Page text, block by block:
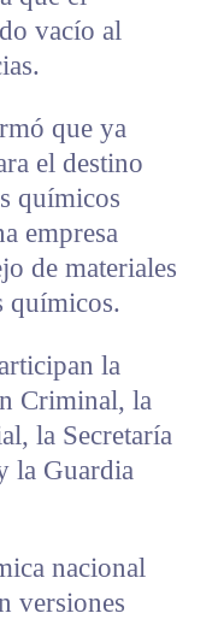
vacío al
que ya
el destino
químicos
empresa
de materiales
químicos.
la
Criminal, la
la Secretaría
la Guardia
nacional
versiones